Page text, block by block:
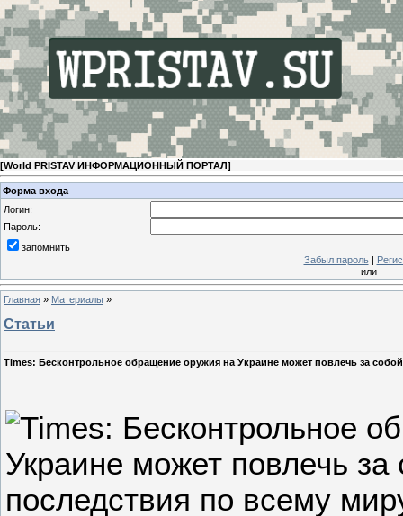
[World PRISTAV ИНФОРМАЦИОННЫЙ ПОРТАЛ]
Форма входа
Логин:
Пароль:
запомнить
Забыл пароль|
или
Главная » Материалы »
Статьи
Times: Бесконтрольное обращение оружия на Украине может повлечь за